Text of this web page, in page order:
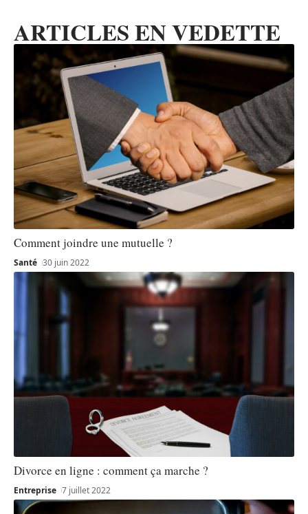
ARTICLES EN VEDETTE
Comment joindre une mutuelle ?
Santé 30 juin 2022
Divorce en ligne : comment ça marche ?
Entreprise 7 juillet 2022